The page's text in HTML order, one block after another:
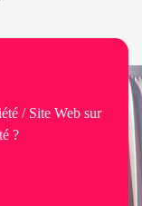
/ Site Web sur
?